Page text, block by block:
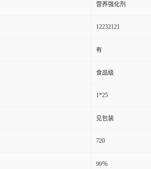
营养强化剂
12232121
有
食品级
1*25
见包装
720
99％